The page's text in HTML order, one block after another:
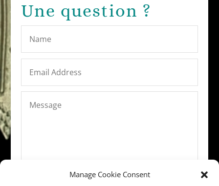
Manage Cookie Consent
Une question ?
ENVOYER